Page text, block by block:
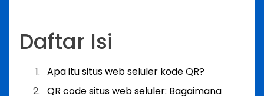
Daftar Isi
Apa itu situs web seluler kode QR?
QR code situs web seluler: Bagaimana